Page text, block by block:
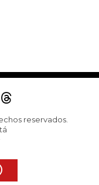
reservados.